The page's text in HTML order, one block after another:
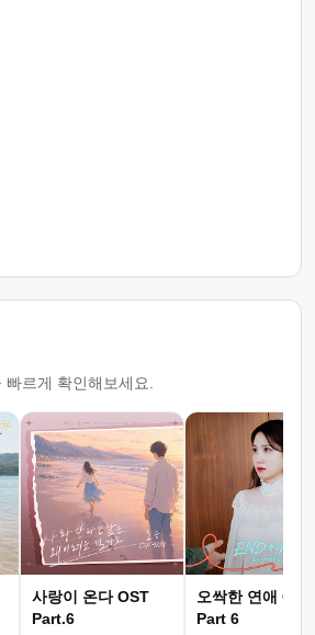
르게 확인해보세요.
사랑이 온다 OST
Part.6
오싹한 연애 OST
Part 6